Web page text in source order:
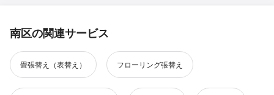
南区の関連サービス
畳張替え（表替え） フローリング張替え